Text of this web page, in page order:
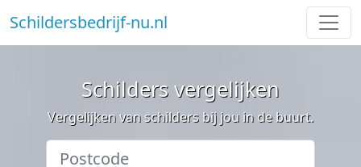
Schildersbedrijf-nu.nl
Schilders vergelijken
Vergelijken van schilders bij jou in de buurt.